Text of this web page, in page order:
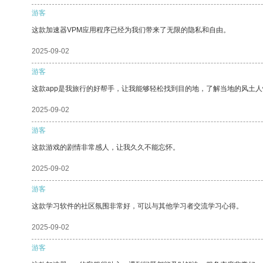
游客
这款加速器VPM应用程序已经为我们带来了无限的隐私和自由。
2025-09-02
游客
这款app是我旅行的好帮手，让我能够轻松找到目的地，了解当地的风土
2025-09-02
游客
这款游戏的剧情非常感人，让我久久不能忘怀。
2025-09-02
游客
这款学习软件的社区氛围非常好，可以与其他学习者交流学习心得。
2025-09-02
游客